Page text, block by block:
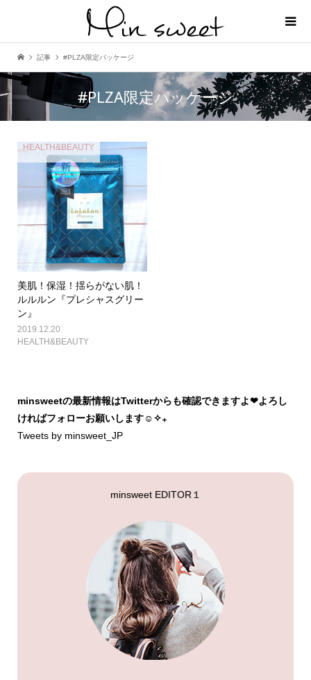
記事 #PLZA限定パッケージ
#PLZA限定パッケージ
HEALTH&BEAUTY
美肌！保湿！揺らがない肌！
ルルルン『プレシャスグリー
ン』
2019.12.20
HEALTH&BEAUTY
minsweetの最新情報はTwitterからも確認できますよ❤︎よろし
ければフォローお願いします☺︎✧₊
Tweets by minsweet_JP
minsweet EDITOR１